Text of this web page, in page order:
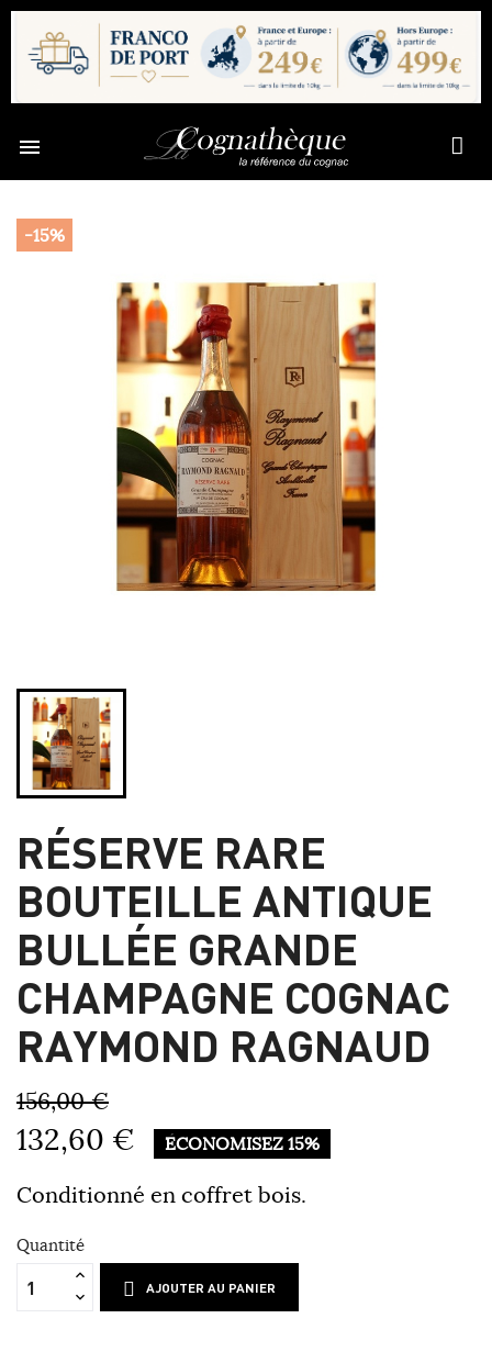

-15%
RÉSERVE RARE
BOUTEILLE ANTIQUE
BULLÉE GRANDE
CHAMPAGNE COGNAC
RAYMOND RAGNAUD
156,00 €
132,60 € ÉCONOMISEZ 15%
Conditionné en coffret bois.
Quantité
AJOUTER AU PANIER